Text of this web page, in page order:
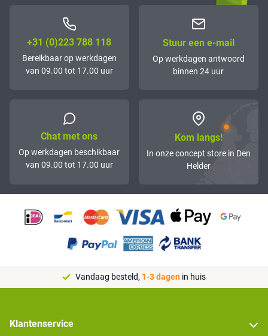
+31 (0)223 788 118
Bereikbaar op werkdagen
van 09.00 tot 17.00 uur
Stuur een e-mail
Op werkdagen antwoord
binnen 24 uur
Chat met ons
Op werkdagen beschikbaar
van 09.00 tot 17.00 uur
Kom langs!
In onze concept store in Den
Helder
Vandaag besteld, 1-3 dagen in huis
Klantenservice